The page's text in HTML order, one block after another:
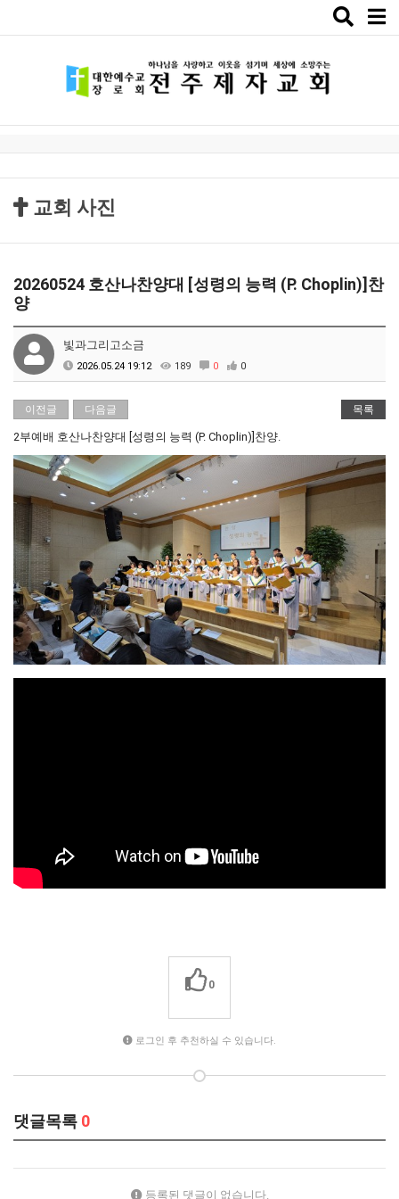
Toggle
교회 사진
20260524 호산나찬양대 [성령의 능력 (P. Choplin)]찬
양
빛과그리고소금
2026.05.24 19:12 189 0 0
이전글 다음글 목록
2부예배 호산나찬양대 [성령의 능력 (P. Choplin)]찬양.
0
로그인 후 추천하실 수 있습니다.
댓글목록 0
등록된 댓글이 없습니다.